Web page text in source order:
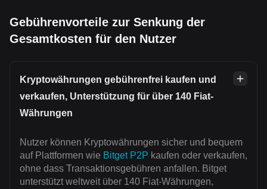
Gebührenvorteile zur Senkung der
Gesamtkosten für den Nutzer
Kryptowährungen gebührenfrei kaufen und
verkaufen, Unterstützung für über 140 Fiat-
Währungen
Nutzer können Kryptowährungen sicher und bequem
auf Plattformen wie Bitget P2P kaufen oder verkaufen,
ohne dass Transaktionsgebühren anfallen. Bitget
unterstützt weltweit über 140 Fiat-Währungen,